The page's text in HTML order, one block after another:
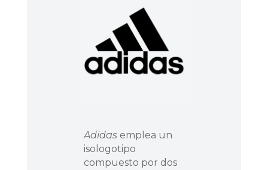
Adidasemplea un
isologotipo
compuesto por dos